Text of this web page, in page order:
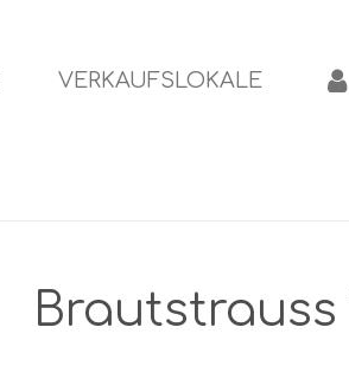
VERKAUFSLOKALE
Brautstrauss